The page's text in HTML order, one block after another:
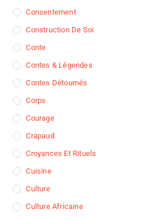
Consentement
Construction De Soi
Conte
Contes & Légendes
Contes Détournés
Corps
Courage
Crapaud
Croyances Et Rituels
Cuisine
Culture
Culture Africaine